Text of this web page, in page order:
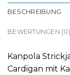
BESCHREIBUNG
BEWERTUNGEN (0)
Kanpola
Cardigan mit